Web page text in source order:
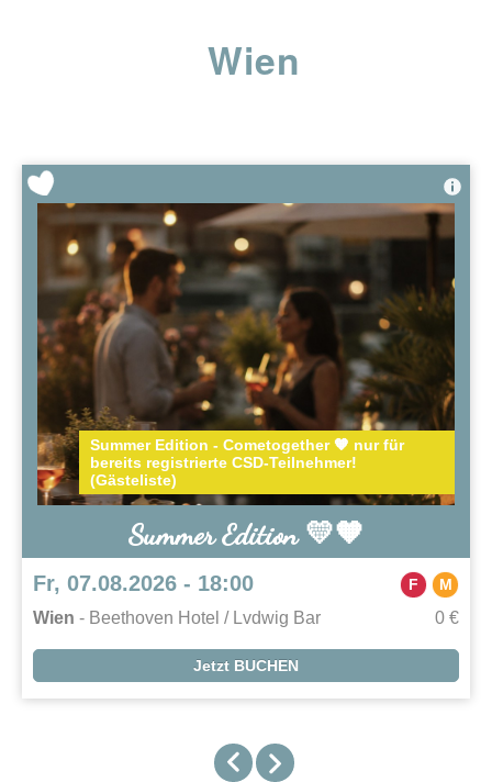
Wien
Summer Edition - Cometogether 🧡 nur für
bereits registrierte CSD-Teilnehmer!
(Gästeliste)
Summer Edition 💛🧡
Fr, 07.08.2026 - 18:00 F M
Wien - Beethoven Hotel / Lvdwig Bar 0 €
Jetzt BUCHEN